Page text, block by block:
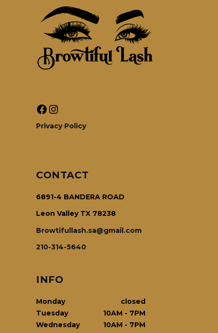
Privacy Policy
CONTACT
6891-4 BANDERA ROAD
Leon Valley TX 78238
Browtifullash.sa@gmail.com
210-314-5640
INFO
Monday
closed
Tuesday
10AM - 7PM
Wednesday
10AM - 7PM